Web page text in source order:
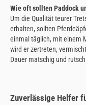
Wie oft sollten Paddock
Um die Qualität teurer
erhalten, sollten
einmal täglich, mit einem
wird er zertreten,
Dauer matschig und
Zuverlässige Helfer